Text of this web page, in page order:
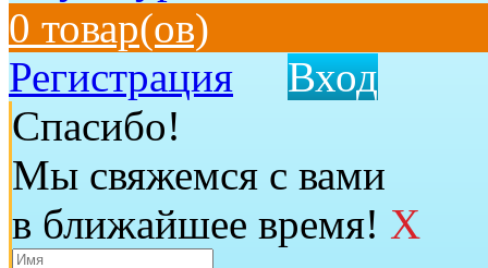
0 товар(ов)
Регистрация
Вход
Спасибо!
Мы свяжемся с вами
в ближайшее время! X